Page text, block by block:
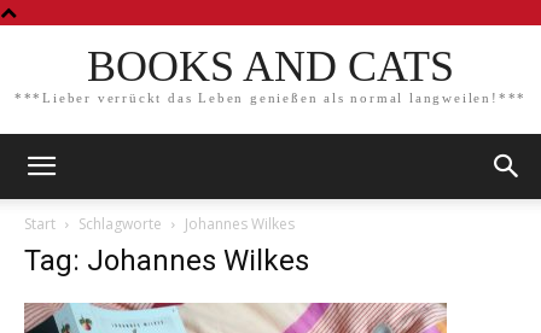
BOOKS AND CATS
***Lieber verrückt das Leben genießen als normal langweilen!***
Start Schlagworte Johannes Wilkes
Tag: Johannes Wilkes